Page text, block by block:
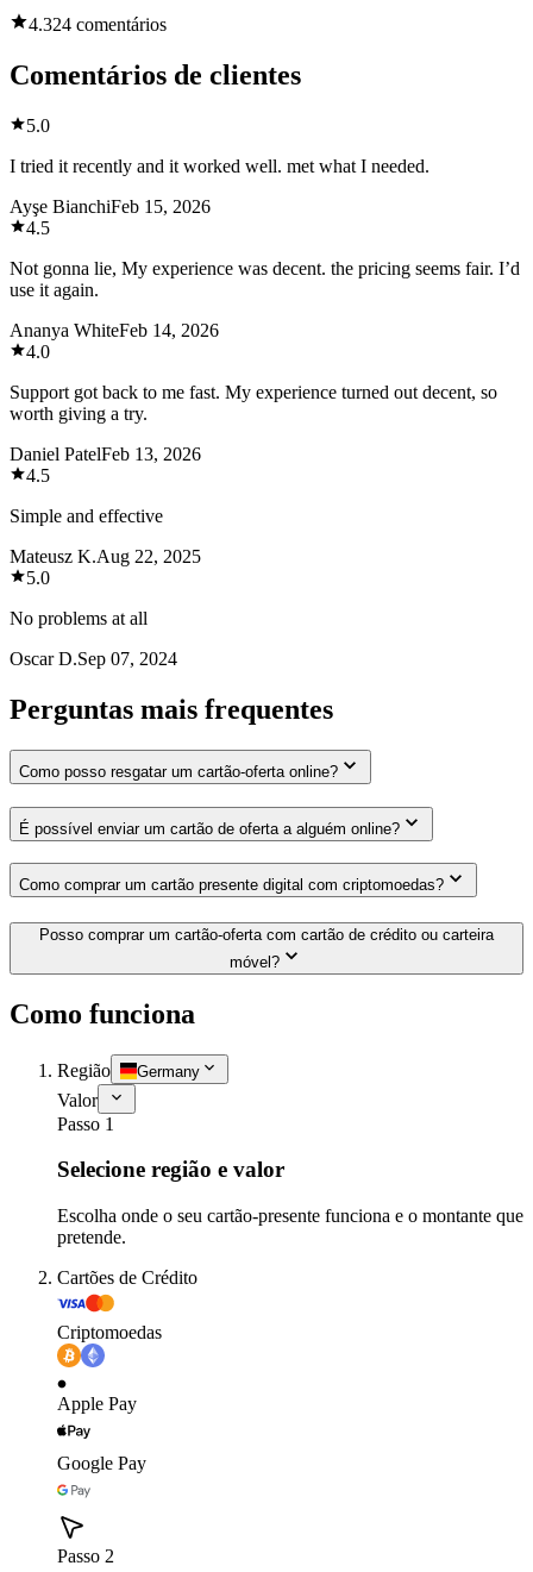
4.324 comentários
Comentários de clientes
5.0
I tried it recently and it worked well. met what I needed.
Ayşe BianchiFeb 15, 2026
4.5
Not gonna lie, My experience was decent. the pricing seems fair. I’d
use it again.
Ananya WhiteFeb 14, 2026
4.0
Support got back to me fast. My experience turned out decent, so
worth giving a try.
Daniel PatelFeb 13, 2026
4.5
Simple and effective
Mateusz K.Aug 22, 2025
5.0
No problems at all
Oscar D.Sep 07, 2024
Perguntas mais frequentes
Como posso resgatar um cartão-oferta online?
É possível enviar um cartão de oferta a alguém online?
Como comprar um cartão presente digital com criptomoedas?
Posso comprar um cartão-oferta com cartão de crédito ou carteira
móvel?
Como funciona
Região Germany
Valor
Passo 1
Selecione região e valor
Escolha onde o seu cartão-presente funciona e o montante que
pretende.
Cartões de Crédito
Criptomoedas
Apple Pay
Google Pay
Passo 2